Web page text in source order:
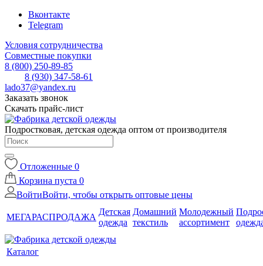
Вконтакте
Telegram
Условия сотрудничества
Совместные покупки
8 (800) 250-89-85
8 (930) 347-58-61
lado37@yandex.ru
Заказать звонок
Скачать прайс-лист
Подростковая, детская одежда оптом от производителя
Отложенные 0
Корзина пуста 0
ВойтиВойти, чтобы открыть оптовые цены
МЕГАРАСПРОДАЖА
Детская
одежда
Домашний
текстиль
Молодежный
ассортимент
Каталог